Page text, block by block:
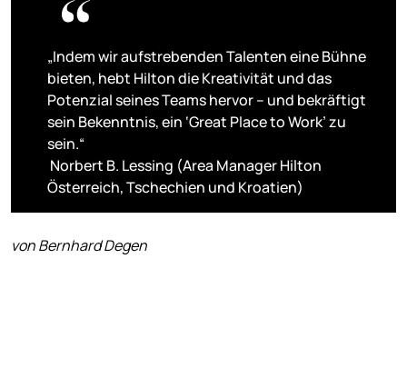
„Indem wir aufstrebenden Talenten eine Bühne
bieten, hebt Hilton die Kreativität und das
Potenzial seines Teams hervor – und bekräftigt
sein Bekenntnis, ein ‘Great Place to Work’ zu
sein.“
Norbert B. Lessing (Area Manager Hilton
Österreich, Tschechien und Kroatien)
von Bernhard Degen